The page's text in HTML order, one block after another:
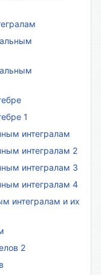
1
интегралам
интегралам 2
интегралам 3
интегралам 4
интегралам и их
2